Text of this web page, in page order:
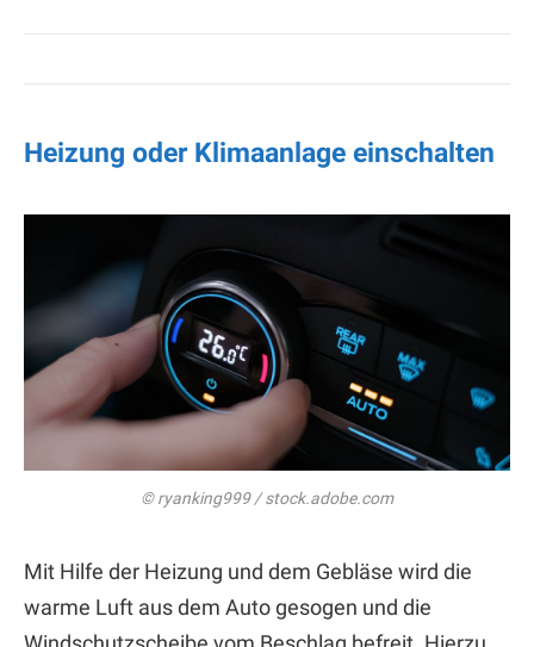
Heizung oder Klimaanlage einschalten
© ryanking999 / stock.adobe.com
Mit Hilfe der Heizung und dem Gebläse wird die
warme Luft aus dem Auto gesogen und die